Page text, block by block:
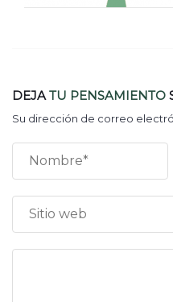
DEJATU PENSAMIENTO
Su dirección de correo